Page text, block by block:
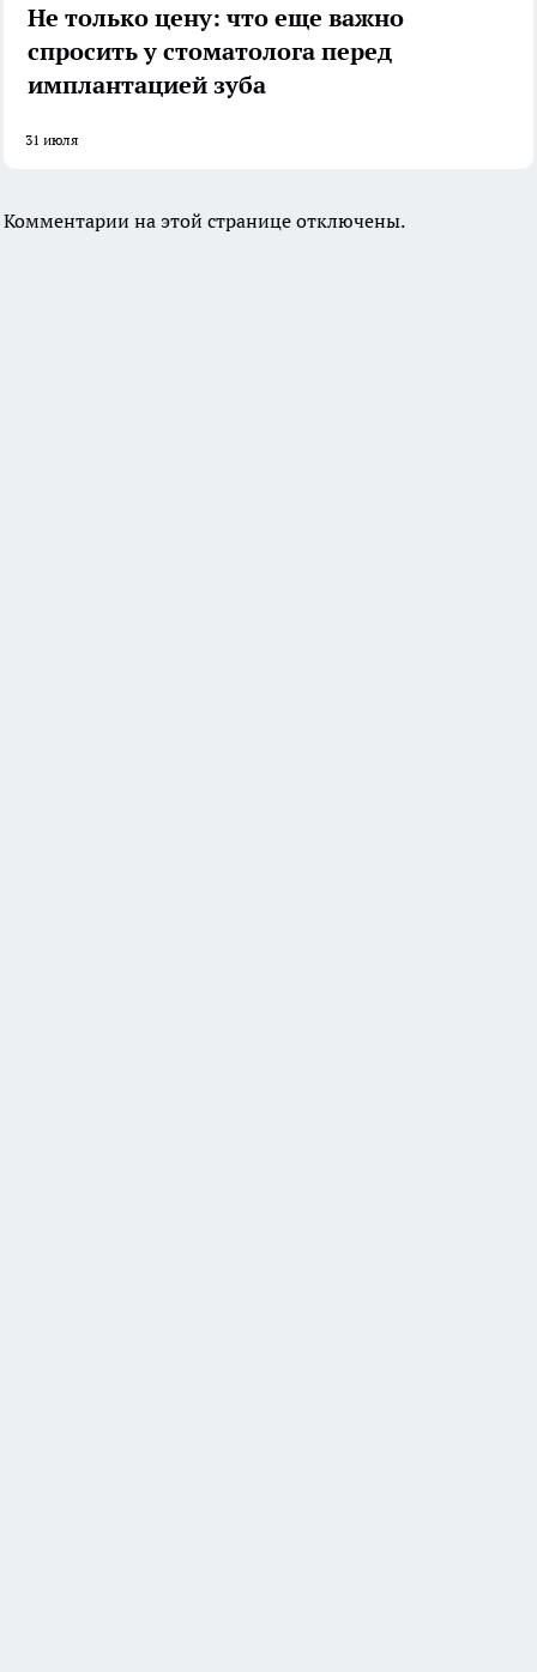
Не только цену: что еще важно
спросить у стоматолога перед
имплантацией зуба
31 июля
Комментарии на этой странице отключены.